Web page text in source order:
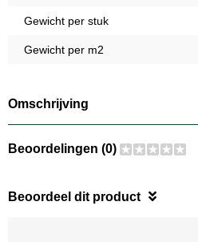
Gewicht per stuk
Gewicht per m2
Omschrijving
Beoordelingen (0)
Beoordeel dit product